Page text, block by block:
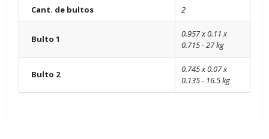
Cant. de bultos 2
Bulto 1
0.957 x 0.11 x
0.715 - 27 kg
Bulto 2
0.745 x 0.07 x
0.135 - 16.5 kg